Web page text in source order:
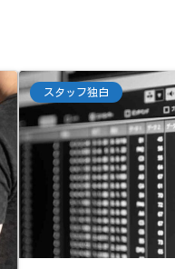
スタッフ独白